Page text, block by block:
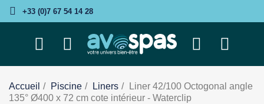
+33 (0)7 67 54 14 28
Accueil Piscine Liners
Liner 42/100 Octogonal angle
135° Ø400 x 72 cm cote intérieur - Waterclip